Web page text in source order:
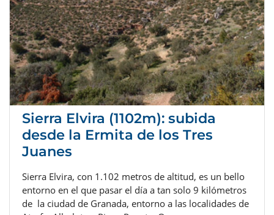
Sierra Elvira (1102m): subida
desde la Ermita de los Tres
Juanes
Sierra Elvira, con 1.102 metros de altitud, es un bello
entorno en el que pasar el día a tan solo 9 kilómetros
de la ciudad de Granada, entorno a las localidades de